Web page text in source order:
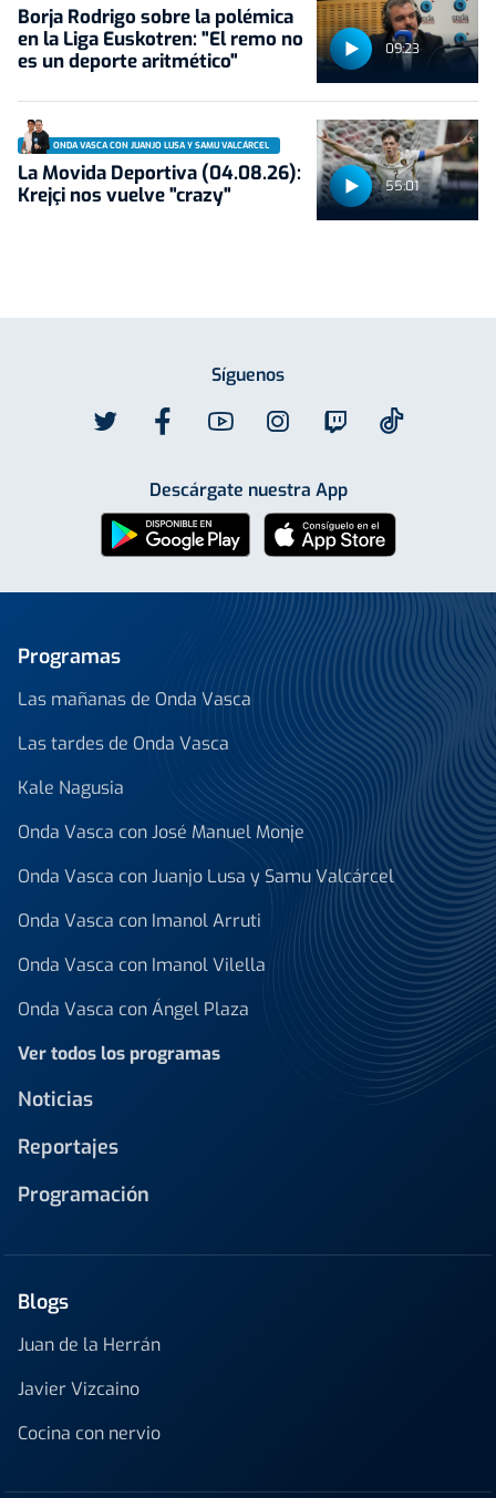
09:23
Borja Rodrigo sobre la polémica
en la Liga Euskotren: "El remo no
es un deporte aritmético"
55:01
ONDA VASCA CON JUANJO LUSA Y SAMU VALCÁRCEL
La Movida Deportiva (04.08.26):
Krejçi nos vuelve "crazy"
Síguenos
Descárgate nuestra App
Programas
Las mañanas de Onda Vasca
Las tardes de Onda Vasca
Kale Nagusia
Onda Vasca con José Manuel Monje
Onda Vasca con Juanjo Lusa y Samu Valcárcel
Onda Vasca con Imanol Arruti
Onda Vasca con Imanol Vilella
Onda Vasca con Ángel Plaza
Ver todos los programas
Noticias
Reportajes
Programación
Blogs
Juan de la Herrán
Javier Vizcaino
Cocina con nervio